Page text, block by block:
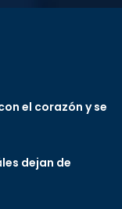
el corazón y se
dejan de